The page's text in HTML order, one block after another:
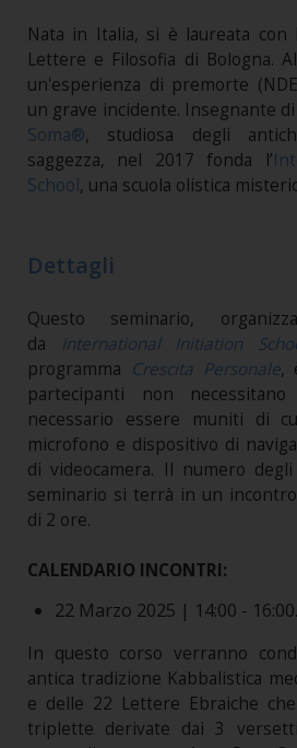
Nata in Italia, si è laureata con
Lettere e Filosofia di Bologna.
un'esperienza di premorte
un grave incidente. Insegnante
Soma®, studiosa degli
saggezza, nel 2017 fonda l’
School, una scuola olistica
Dettagli
Questo seminario,
da
International Initiation
programma Crescita Personale,
partecipanti non
necessario essere muniti di
microfono e dispositivo di
di videocamera. Il numero
seminario si terrà in un
di 2 ore.
CALENDARIO INCONTRI:
22 Marzo 2025 | 14:00 - 16:00.
In questo corso verranno
antica tradizione Kabbalistica
e delle 22 Lettere Ebraiche
triplette derivate dai 3